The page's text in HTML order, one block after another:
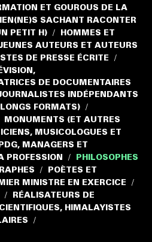
ET GOUROUS DE LA
SACHANT RACONTER
PETIT H) /
HOMMES ET
AUTEURS ET AUTEURS
DE PRESSE ÉCRITE /
DE DOCUMENTAIRES
INDÉPENDANTS
FORMATS) /
MONUMENTS (ET AUTRES
MUSICOLOGUES ET
MANAGERS ET
PROFESSION
/
PHILOSOPHES
/
POÈTES ET
MINISTRE EN EXERCICE /
/
RÉALISATEURS DE
HIMALAYISTES
/